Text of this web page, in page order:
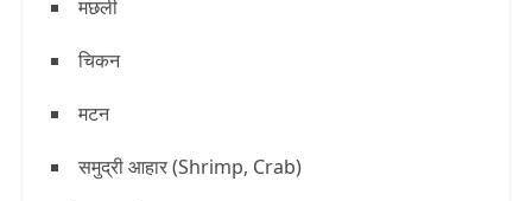
मछली
चिकन
मटन
समुद्री आहार (Shrimp, Crab)